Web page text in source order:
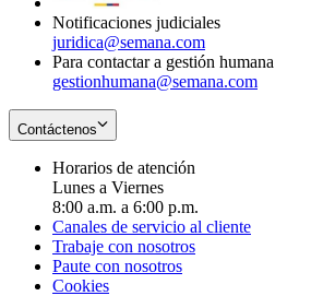
Notificaciones judiciales
juridica@semana.com
Para contactar a gestión humana
gestionhumana@semana.com
Contáctenos
Horarios de atención
Lunes a Viernes
8:00 a.m. a 6:00 p.m.
Canales de servicio al cliente
Trabaje con nosotros
Paute con nosotros
Cookies